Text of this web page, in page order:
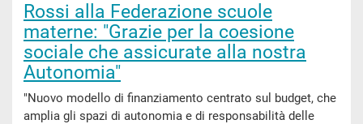
Rossi alla Federazione scuole
materne: "Grazie per la coesione
sociale che assicurate alla nostra
Autonomia"
"Nuovo modello di finanziamento centrato sul budget, che
amplia gli spazi di autonomia e di responsabilità delle